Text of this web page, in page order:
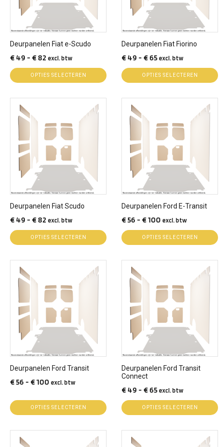
Deurpanelen Fiat e-Scudo
€ 49 - € 82 Prijsklasse:
€ 49
tot
excl. btw
OPTIES SELECTEREN
optie
worden
op
de
productpagina
Deurpanelen Fiat Fiorino
€ 49 - € 65Prijsklasse:
€ 49
tot
excl. btw
OPTIES SELECTEREN
optie
worden
op
de
productpagina
Deurpanelen Fiat Scudo
€ 49 - € 82 Prijsklasse:
€ 49
tot
excl. btw
OPTIES SELECTEREN
product
heeft
meerdere
variaties.
optie
worden
op
de
productpagina
Deurpanelen Ford E-Transit
€56 - €100 Prijsklasse:
€ 56
tot
excl. btw
OPTIES SELECTEREN
product
heeft
meerdere
variaties.
optie
worden
op
de
productpagina
Deurpanelen Ford Transit
€56 - €100 Prijsklasse:
tot
excl. btw
OPTIES SELECTEREN
product
heeft
meerdere
variaties.
optie
worden
op
productpagina
Deurpanelen Ford Transit
Connect
€ 49 - € 65Prijsklasse:
€ 49
tot
excl. btw
OPTIES SELECTEREN
product
heeft
meerdere
variaties.
optie
worden
productpagina